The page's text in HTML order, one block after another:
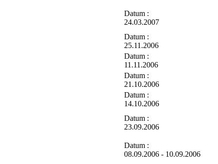
Datum :
24.03.2007
Datum :
25.11.2006
Datum :
11.11.2006
Datum :
21.10.2006
Datum :
14.10.2006
Datum :
23.09.2006
Datum :
08.09.2006 - 10.09.2006